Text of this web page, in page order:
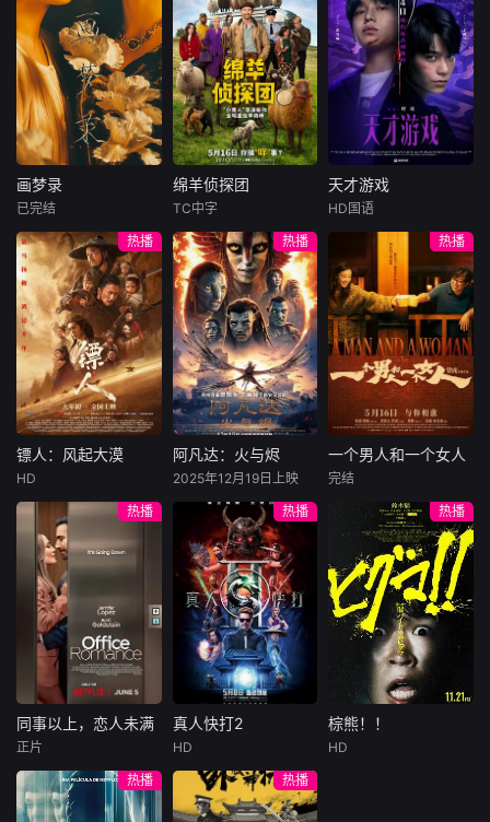
创业真人秀。此
次，合伙人们将进
一步深入更全面真
实的经营生态，全
力助推国货出海，
打造汇聚中国品牌
的特色门店，从巴
黎到伦敦，从深度
筹备到实
验跨世纪老友同行”
为核心，真实记录
老友同行的相处日
常、性格碰撞与情
感联结，挖掘旅居
养老的全新可能
性，打造兼具烟火
气、治愈感与话题
度的轻松慢旅居纪
实体验，
六季暖心回归！恋
综IP携“恋爱旅行
季”而来，单身男女
嘉宾将在山河湖海
间旅行、深化爱
意、了解彼此，一
起期待这场旅途中
的心动与甜
画梦录
林柏叡
民国的上海滩，身
怀绝技的孤女画师
许雁真，意外与身
陷危局的融汇银行
总账姜心羽产生交
集。姜心羽遭人陷
害，只得与许雁真
结盟，彼时银行欲
将国宝名画低价卖
给外国人，许雁真
仿造名画、偷天换
日。几经波折，两
人联手在各方势力
的夹缝间巧妙周
旋，共历险阻，破
解重重困境。
画梦录
已完结
绵羊侦探团
尼可拉斯·博朗
尼古拉斯·加利齐纳
牧羊人乔治
（休·杰克曼饰）最
爱给羊群读侦探小
说，没想到自己有
一天会离奇死亡。
他留下的3000万
巨额遗产，让每个
人貌似都有犯罪动
机。警察毫无头绪
“不务正业”迈出牧
场，追查牧羊人“躺
平
绵羊侦探团
TC中字
天才游戏
李蔓瑄
穷途末路的天才少
年刘全龙（彭昱畅
饰），被偏执富家
公子陈伦（丁禹兮
饰）选中，被迫踏
入一场为他量身打
造的“换命游戏”。
豪华别墅、名车名
表、神秘女友全部
备齐，在陈伦的精
瞬间拥有顶配人
生。
天才游戏
HD国语
热播
镖人：风起大漠
于适
大漠之上，镖人、
官府、西域五大家
族等多方势力盘根
错节、暗潮涌动。
“天字第二号逃犯”
刀马接下特殊押镖
任务，和同伴一起
从西域护镖远赴长
安。不料，他们的
护送对象竟是“天字
郎……天下熙熙皆
为利来，各方势力
镖人：风起大漠
HD
热播
阿凡达：火与烬
佐伊·索尔达娜
西格妮·韦弗
影片聚焦杰克·萨利
与奈蒂莉一家的命
运起伏，在前作的
情感余波之上，深
刻描绘一个家族在
战火中如何成长、
并共同守护血脉相
连的情感纽带的历
程，从而将故事推
维度。此外，潘多
拉的全新领域也即
阿凡达：火与烬
2025年12月19日上映
热播
一个男人和一个女人
周汉宁
男人（黄渤
饰）和女人（倪妮
饰）飞机同时落
地，入住同一家酒
店，成为一墙之隔
的邻居。不够隔音
的房间暴露了男人
和女人因生活暂停
陷入的困境，健
康、家庭、婚姻、
一个男人和一个女人
完结
热播
同事以上，恋人未满
布雷特·戈德斯坦
贝蒂·吉尔平
同事以上，恋人未满
正片
热播
真人快打2
阿德莱恩·鲁道夫
杰西卡·麦克娜美
真人快打2
HD
热播
棕熊！！
棕熊！！
HD
热播
热播